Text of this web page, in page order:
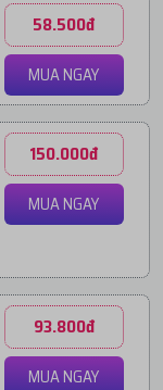
58.500đ
MUA NGAY
150.000đ
MUA NGAY
93.800đ
MUA NGAY